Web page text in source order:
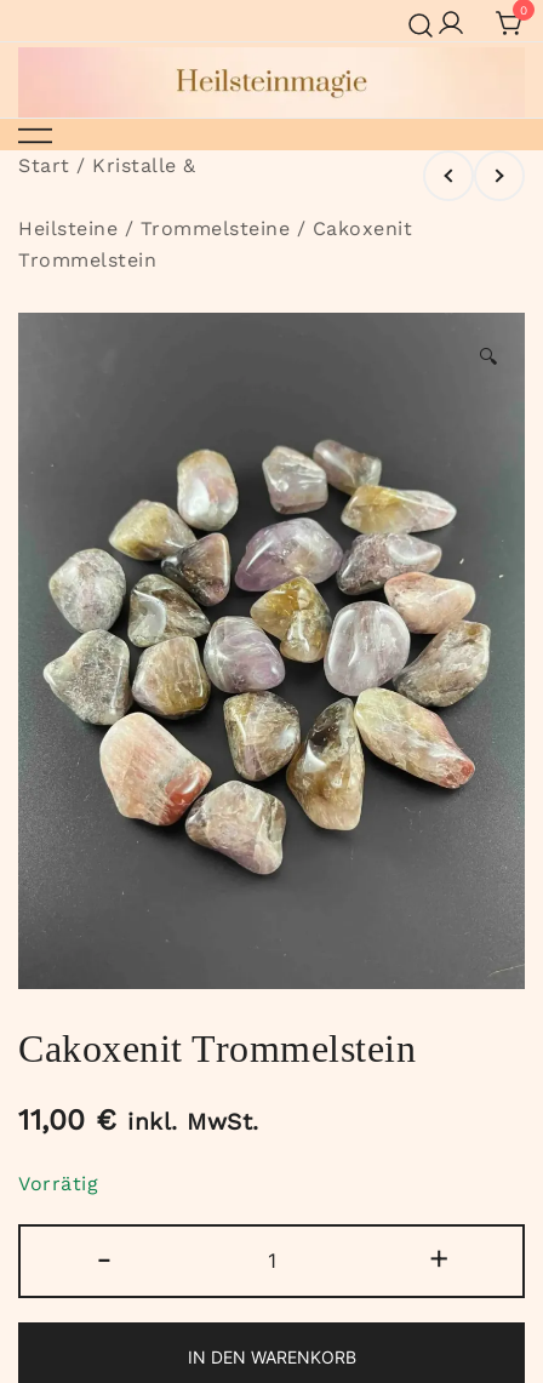
Inhalt
0
Heilsteinmagie
Start / Kristalle &
Heilsteine / Trommelsteine / Cakoxenit
Trommelstein
🔍
Cakoxenit Trommelstein
11,00 € inkl. MwSt.
Vorrätig
-
Trommelstein
Menge
+
IN DEN WARENKORB